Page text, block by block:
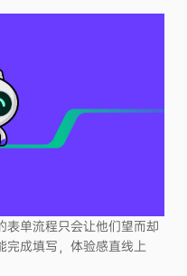
表单流程只会让他们望而却
完成填写，体验感直线上